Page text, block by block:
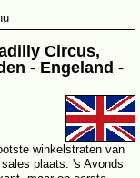
Circus,
- Engeland -
winkelstraten van
plaats. 's Avonds